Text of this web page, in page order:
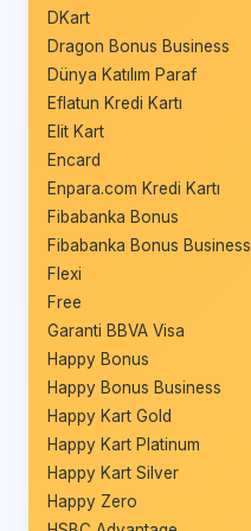
DKart
Dragon Bonus Business
Dünya Katılım Paraf
Eflatun Kredi Kartı
Elit Kart
Encard
Enpara.com Kredi Kartı
Fibabanka Bonus
Fibabanka Bonus Business
Flexi
Free
Garanti BBVA Visa
Happy Bonus
Happy Bonus Business
Happy Kart Gold
Happy Kart Platinum
Happy Kart Silver
Happy Zero